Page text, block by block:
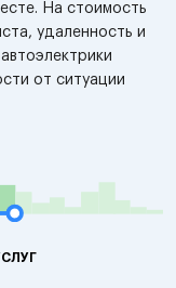
На стоимость
удаленность и
от ситуации